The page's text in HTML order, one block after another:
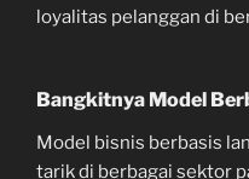
loyalitas pelanggan di
Bangkitnya Model
Model bisnis berbasis
tarik di berbagai sektor